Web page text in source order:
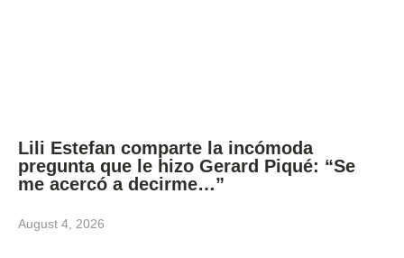
Lili Estefan comparte la incómoda
pregunta que le hizo Gerard Piqué: “Se
me acercó a decirme…”
August 4, 2026